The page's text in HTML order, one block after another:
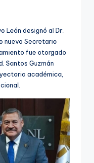
León designó al Dr.
nuevo Secretario
fue otorgado
Santos Guzmán
académica,